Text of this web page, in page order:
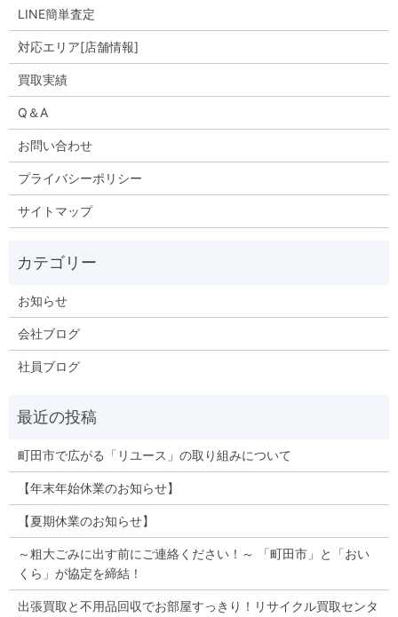
LINE簡単査定
対応エリア[店舗情報]
買取実績
Q＆A
お問い合わせ
プライバシーポリシー
サイトマップ
お知らせ
会社ブログ
社員ブログ
町田市で広がる「リユース」の取り組みについて
【年末年始休業のお知らせ】
【夏期休業のお知らせ】
～粗大ごみに出す前にご連絡ください！～ 「町田市」と「おい
くら」が協定を締結！
出張買取と不用品回収でお部屋すっきり！リサイクル買取センタ